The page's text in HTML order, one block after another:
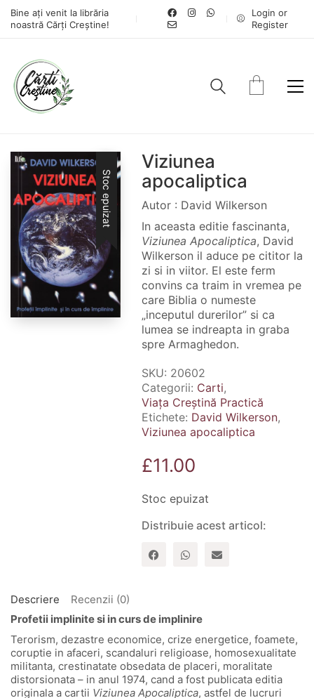
Bine ați venit la librăria
noastră Cărți Creștine!
Login or
Register
Stoc epuizat
Viziunea
apocaliptica
Autor : David Wilkerson
In aceasta editie fascinanta,
Viziunea Apocaliptica, David
Wilkerson il aduce pe cititor la
zi si in viitor. El este ferm
convins ca traim in vremea pe
care Biblia o numeste
„inceputul durerilor” si ca
lumea se indreapta in graba
spre Armaghedon.
SKU: 20602
Categorii: Carti,
Viața Creștină Practică
Etichete: David Wilkerson,
Viziunea apocaliptica
£11.00
Stoc epuizat
Distribuie acest articol:
Descriere
Recenzii (0)
Profetii implinite si in curs de implinire
Terorism, dezastre economice, crize energetice, foamete,
coruptie in afaceri, scandaluri religioase, homosexualitate
militanta, crestinatate obsedata de placeri, moralitate
distorsionata – in anul 1974, cand a fost publicata editia
originala a cartii Viziunea Apocaliptica, astfel de lucruri